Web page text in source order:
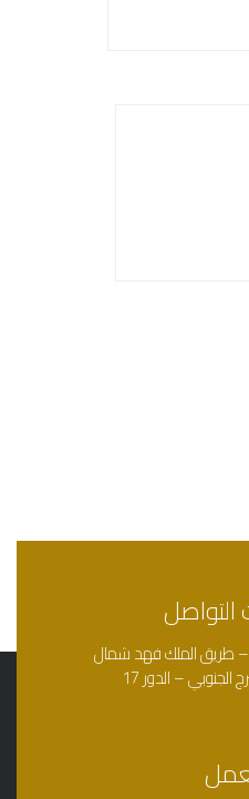
– طريق الملك فهد شمال
الجنوبي – الدور 17